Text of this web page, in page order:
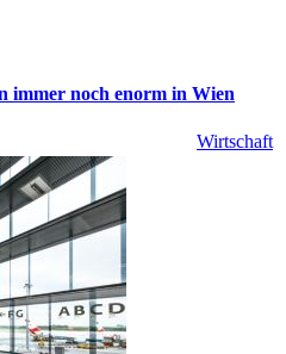
immer noch enorm in Wien
Wirtschaft